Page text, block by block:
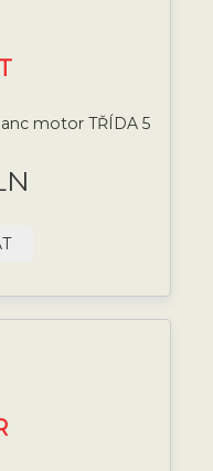
motor TŘÍDA 5